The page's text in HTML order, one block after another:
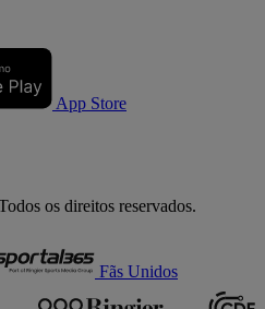
App Store
os direitos reservados.
Fãs Unidos